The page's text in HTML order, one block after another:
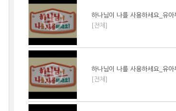
하나님이 나를 사용하세요_유
[전체]
하나님이 나를 사용하세요_유
[전체]